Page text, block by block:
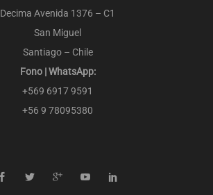
Decima Avenida 1376 – C1
San Miguel
Santiago – Chile
Fono | WhatsApp:
+569 6917 9591
+56 9 78095380